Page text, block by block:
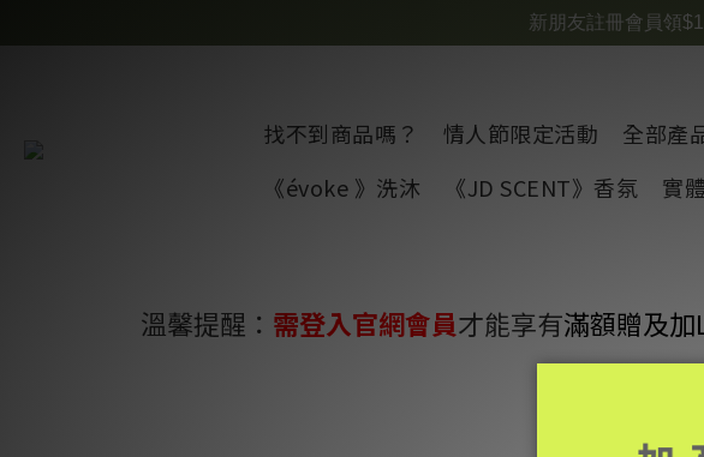
找不到商品嗎？ 情人節限定活動 全部產
《évoke 》洗沐
《JD SCENT》香氛 實
溫馨提醒： 需登入官網會員才能享有滿額贈及加
新朋友註冊會員領